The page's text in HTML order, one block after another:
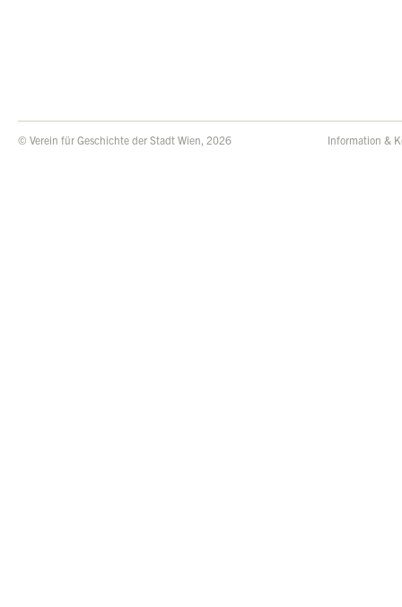
© Verein für Geschichte der Stadt Wien, 2026 Information &